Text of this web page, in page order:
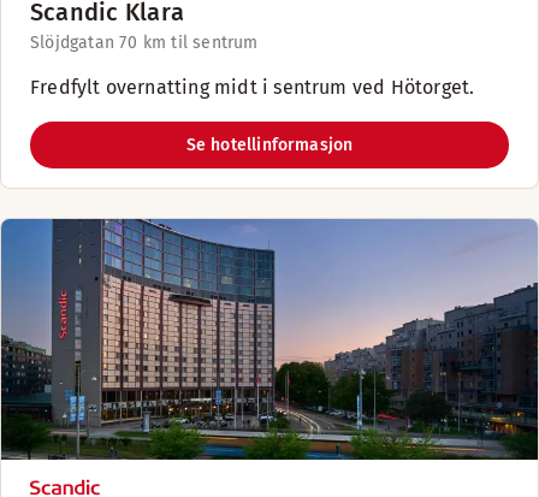
Scandic Klara
Slöjdgatan 70 km til sentrum
Fredfylt overnatting midt i sentrum ved Hötorget.
Se hotellinformasjon